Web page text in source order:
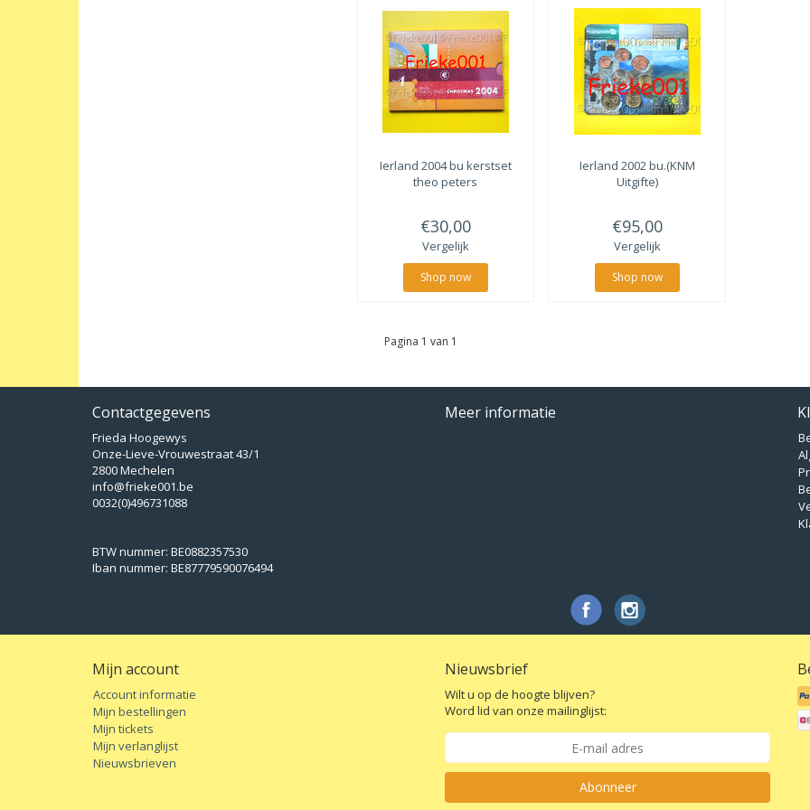
Ierland 2004 bu kerstset
theo peters
€30,00
Vergelijk
Shop now
Ierland 2002 bu.(KNM
Uitgifte)
€95,00
Vergelijk
Shop now
Pagina 1 van 1
Contactgegevens
Frieda Hoogewys
Onze-Lieve-Vrouwestraat 43/1
2800 Mechelen
info@frieke001.be
0032(0)496731088
BTW nummer: BE0882357530
Iban nummer: BE87779590076494
Meer informatie
Mijn account
Account informatie
Mijn bestellingen
Mijn tickets
Mijn verlanglijst
Nieuwsbrieven
Nieuwsbrief
Wilt u op de hoogte blijven?
Word lid van onze mailinglijst:
Abonneer